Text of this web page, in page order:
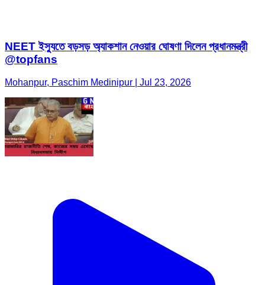
NEET ইস্যুতে বড়সড় অ্যাকশান নেওয়ার ঘোষণা দিলেন প্রধানমন্ত্রী
@topfans
Mohanpur, Paschim Medinipur | Jul 23, 2026